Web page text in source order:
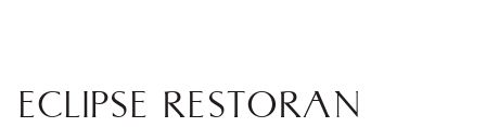
ECLIPSE RESTORAN